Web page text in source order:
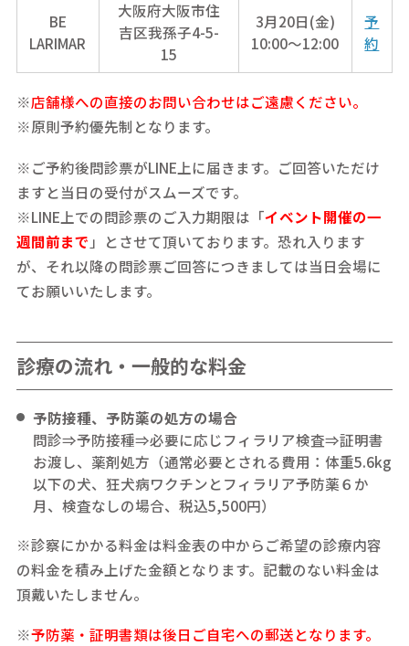
BE
LARIMAR
大阪府大阪市住
吉区我孫子4-5-
15
3月20日(金)
10:00～12:00
予
約
※店舗様への直接のお問い合わせはご遠慮ください。
※原則予約優先制となります。
※ご予約後問診票がLINE上に届きます。ご回答いただけ
ますと当日の受付がスムーズです。
※LINE上での問診票のご入力期限は「イベント開催の一
週間前まで 」とさせて頂いております。恐れ入ります
が、それ以降の問診票ご回答につきましては当日会場に
てお願いいたします。
診療の流れ・一般的な料金
予防接種、予防薬の処方の場合
問診⇒予防接種⇒必要に応じフィラリア検査⇒証明書
お渡し、薬剤処方（通常必要とされる費用：体重5.6kg
以下の犬、狂犬病ワクチンとフィラリア予防薬６か
月、検査なしの場合、税込5,500円）
※診察にかかる料金は料金表の中からご希望の診療内容
の料金を積み上げた金額となります。記載のない料金は
頂戴いたしません。
※予防薬・証明書類は後日ご自宅への郵送となります。